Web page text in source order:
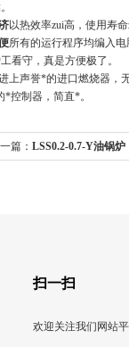
以热效率zui高，使用寿
所有的运行程序均编入
看守，真是方便极了。
上声誉*的进口燃烧器，
*控制器，简直*。
篇： LSS0.2-0.7-Y油锅炉
扫一扫
欢迎关注我们网站